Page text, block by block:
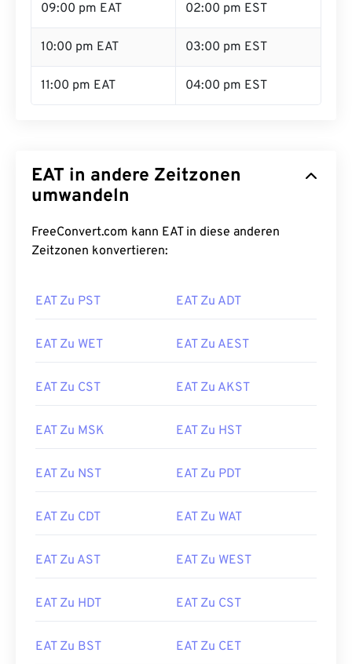
09:00 pm EAT 02:00 pm EST
10:00 pm EAT 03:00 pm EST
11:00 pm EAT 04:00 pm EST
EAT in andere Zeitzonen
umwandeln
FreeConvert.com kann EAT in diese anderen
Zeitzonen konvertieren:
EAT Zu PST EAT Zu ADT
EAT Zu WET EAT Zu AEST
EAT Zu CST EAT Zu AKST
EAT Zu MSK EAT Zu HST
EAT Zu NST EAT Zu PDT
EAT Zu CDT EAT Zu WAT
EAT Zu AST EAT Zu WEST
EAT Zu HDT EAT Zu CST
EAT Zu BST EAT Zu CET